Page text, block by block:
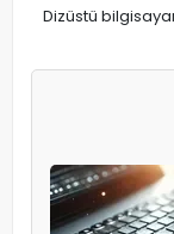
Dizüstü